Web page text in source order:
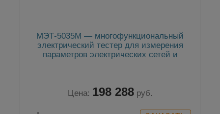
МЭТ-5035М — многофункциональный
электрический тестер для измерения
параметров электрических сетей и
Цена: 198 288 руб.